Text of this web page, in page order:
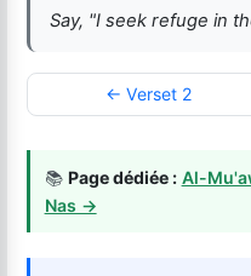
Say, "I seek refuge in
← Verset 2
📚 Page dédiée : Al-
Nas →